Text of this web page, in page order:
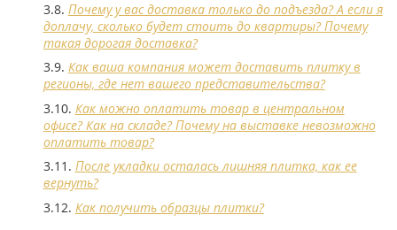
Почему у вас доставка только до подъезда? А если я
доплачу, сколько будет стоить до квартиры? Почему
такая дорогая доставка?
Как ваша компания может доставить плитку в
регионы, где нет вашего представительства?
Как можно оплатить товар в центральном
офисе? Как на складе? Почему на выставке невозможно
оплатить товар?
После укладки осталась лишняя плитка, как ее
вернуть?
Как получить образцы плитки?